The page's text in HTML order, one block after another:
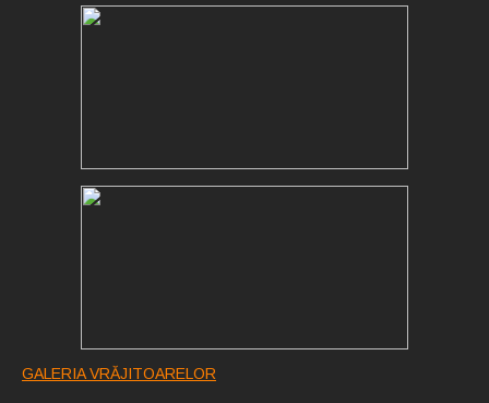
GALERIA VRĂJITOARELOR